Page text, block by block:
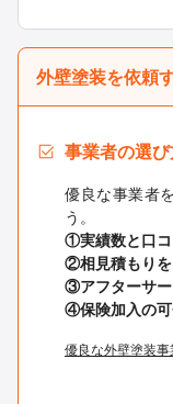
外壁塗装を依頼
事業者の選
優良な事業者
う。
①実績数と口
②相見積もり
③アフターサ
④保険加入の
優良な外壁塗装